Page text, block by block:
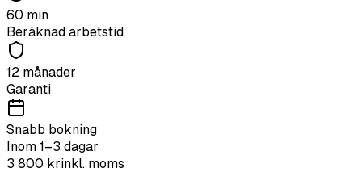
60 min
Beräknad arbetstid
12 månader
Garanti
Snabb bokning
Inom 1–3 dagar
3 800 krinkl. moms